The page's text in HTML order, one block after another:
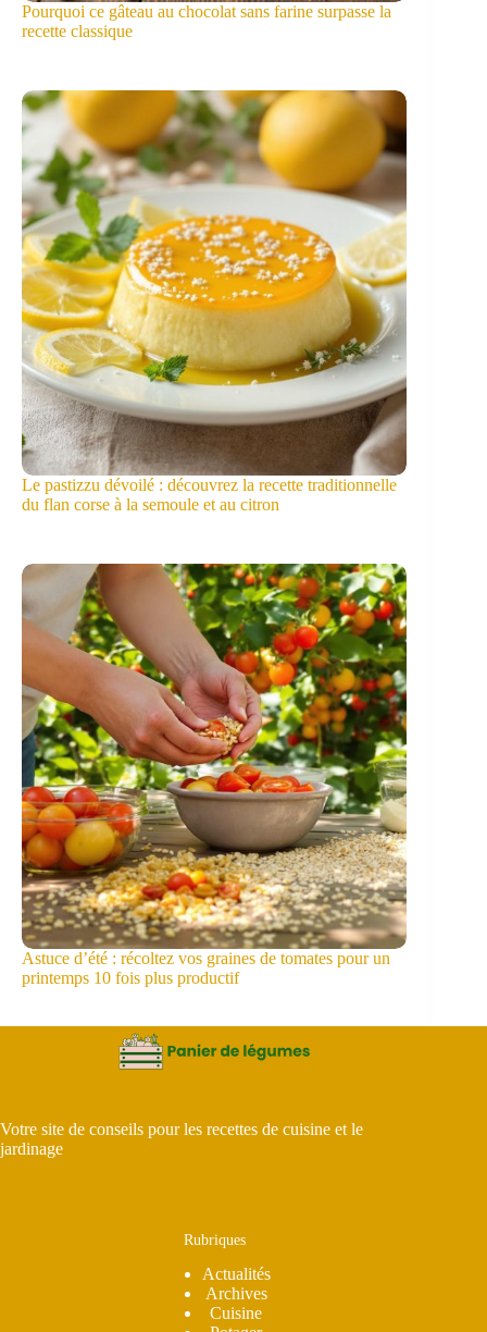
Pourquoi ce gâteau au chocolat sans farine surpasse la
recette classique
Le pastizzu dévoilé : découvrez la recette traditionnelle
du flan corse à la semoule et au citron
Astuce d’été : récoltez vos graines de tomates pour un
printemps 10 fois plus productif
Votre site de conseils pour les recettes de cuisine et le
jardinage
Rubriques
Actualités
Archives
Cuisine